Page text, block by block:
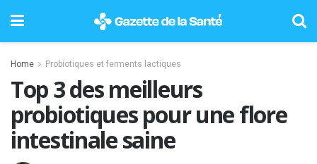
Home Probiotiques et ferments lactiques
Top 3 des meilleurs
probiotiques pour une flore
intestinale saine